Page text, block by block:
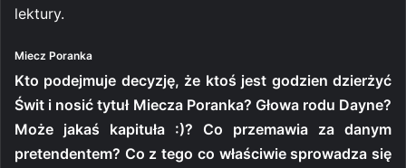
lektury.
Miecz Poranka
Kto podejmuje decyzję, że ktoś jest godzien dzierżyć
Świt i nosić tytuł Miecza Poranka? Głowa rodu Dayne?
Może jakaś kapituła :)? Co przemawia za danym
pretendentem? Co z tego co właściwie sprowadza się